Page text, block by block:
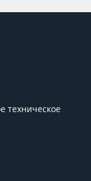
техническое